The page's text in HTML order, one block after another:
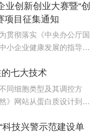
公告如下：一、参赛条件
业创新创业大赛暨“创
项目征集通知
贯彻落实《中央办公厅国
小企业健康发展的指导意
中小企业创新创业大赛的
的七大技术
同细胞类型及其调控方
》网站从蛋白质设计到3
日发布了2024年值得关
科技兴警示范建设单